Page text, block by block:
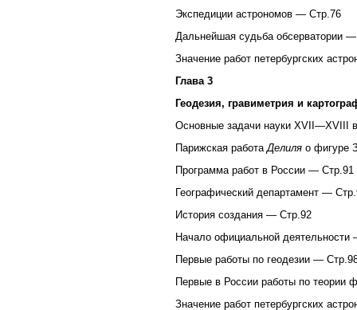
Экспедиции астрономов — Стр.76
Дальнейшая судьба обсерватории
Значение работ петербургских
Глава 3
Геодезия, гравиметрия и
Основные задачи науки XVII—XVIII
Парижская работаДелиля о фигуре
Программа работ в России — Стр.91
Географический департамент —
История создания — Стр.92
Начало официальной деятельности
Первые работы по геодезии —
Первые в России работы по теории
Значение работ петербургских